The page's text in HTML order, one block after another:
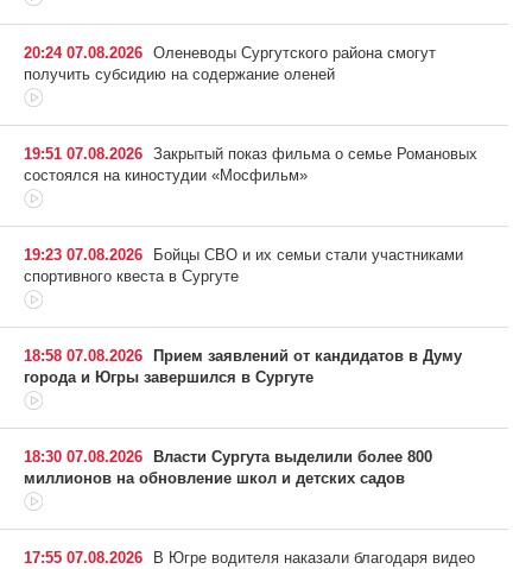
20:24 07.08.2026 Оленеводы Сургутского района смогут
получить субсидию на содержание оленей
19:51 07.08.2026 Закрытый показ фильма о семье Романовых
состоялся на киностудии «Мосфильм»
19:23 07.08.2026
Бойцы СВО и их семьи стали участниками
спортивного квеста в Сургуте
18:58 07.08.2026
Прием заявлений от кандидатов в Думу
города и Югры завершился в Сургуте
18:30 07.08.2026
Власти Сургута выделили более 800
миллионов на обновление школ и детских садов
17:55 07.08.2026
В Югре водителя наказали благодаря видео